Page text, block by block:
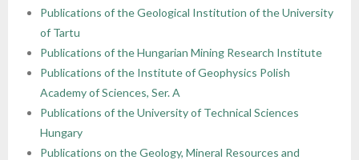
Publications of the Geological Institution of the University
of Tartu
Publications of the Hungarian Mining Research Institute
Publications of the Institute of Geophysics Polish
Academy of Sciences, Ser. A
Publications of the University of Technical Sciences
Hungary
Publications on the Geology, Mineral Resources and